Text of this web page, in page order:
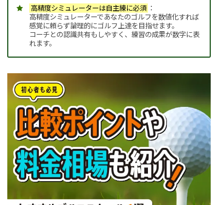
高精度シミュレーターは自主練に必須 ：
高精度シミュレーターであなたのゴルフを数値化すれば
感覚に頼らず論理的にゴルフ上達を目指せます。
コーチとの認識共有もしやすく、練習の成果が数字に表
れます。